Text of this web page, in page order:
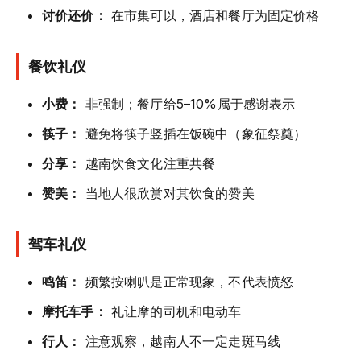
讨价还价： 在市集可以，酒店和餐厅为固定价格
餐饮礼仪
小费： 非强制；餐厅给5–10%属于感谢表示
筷子： 避免将筷子竖插在饭碗中（象征祭奠）
分享：
越南饮食文化注重共餐
赞美：
当地人很欣赏对其饮食的赞美
驾车礼仪
鸣笛： 频繁按喇叭是正常现象，不代表愤怒
摩托车手： 礼让摩的司机和电动车
行人： 注意观察，越南人不一定走斑马线